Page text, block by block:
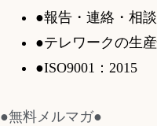
●報告・連絡・相談
●テレワークの生
●ISO9001：2015
●無料メルマガ●